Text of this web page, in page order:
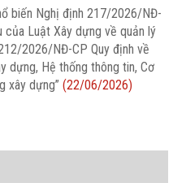
biến Nghị định 217/2026/NĐ-
Luật Xây dựng về quản lý
2026/NĐ-CP Quy định về
dựng, Hệ thống thông tin, Cơ
xây dựng”(22/06/2026)